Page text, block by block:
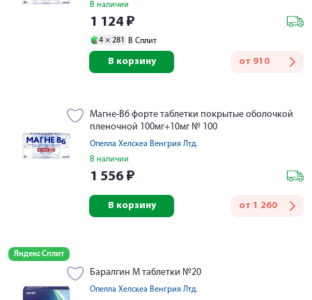
В наличии
1 124 ₽
4 × 281 В Сплит
от 910
В корзину
Магне-В6 форте таблетки покрытые оболочкой
пленочной 100мг+10мг № 100
Опелла Хелскеа Венгрия Лтд.
В наличии
1 556 ₽
от 1 260
В корзину
Яндекс Сплит
Баралгин М таблетки №20
Опелла Хелскеа Венгрия Лтд.